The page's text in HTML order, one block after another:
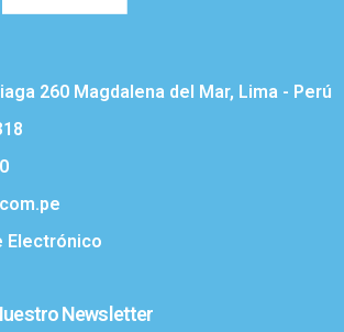
260 Magdalena del Mar, Lima - Perú
Electrónico
Newsletter